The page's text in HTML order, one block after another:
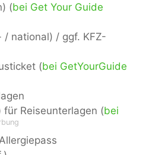
(bei Get Your Guide
/ national) / ggf. KFZ-
(bei GetYourGuide
Reiseunterlagen (bei